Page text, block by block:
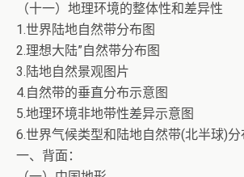
（十一）地理环境的整体性和差异性
1.世界陆地自然带分布图
2.理想大陆”自然带分布图
3.陆地自然景观图片
4.自然带的垂直分布示意图
5.地理环境非地带性差异示意图
6.世界气候类型和陆地自然带(北半球)分
一、背面：